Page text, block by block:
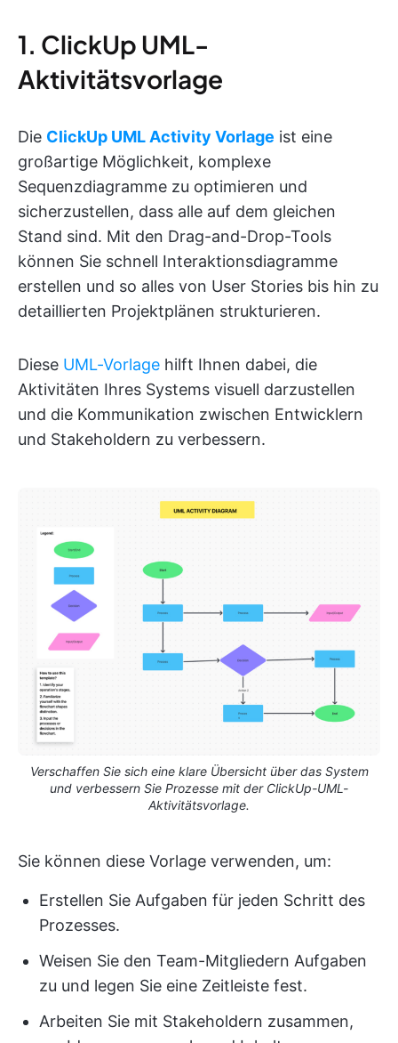
1. ClickUp UML-
Aktivitätsvorlage
Die ClickUp UML Activity Vorlage ist eine
großartige Möglichkeit, komplexe
Sequenzdiagramme zu optimieren und
sicherzustellen, dass alle auf dem gleichen
Stand sind. Mit den Drag-and-Drop-Tools
können Sie schnell Interaktionsdiagramme
erstellen und so alles von User Stories bis hin zu
detaillierten Projektplänen strukturieren.
Diese UML-Vorlage hilft Ihnen dabei, die
Aktivitäten Ihres Systems visuell darzustellen
und die Kommunikation zwischen Entwicklern
und Stakeholdern zu verbessern.
Verschaffen Sie sich eine klare Übersicht über das System
und verbessern Sie Prozesse mit der ClickUp-UML-
Aktivitätsvorlage.
Sie können diese Vorlage verwenden, um:
Erstellen Sie Aufgaben für jeden Schritt des
Prozesses.
Weisen Sie den Team-Mitgliedern Aufgaben
zu und legen Sie eine Zeitleiste fest.
Arbeiten Sie mit Stakeholdern zusammen,